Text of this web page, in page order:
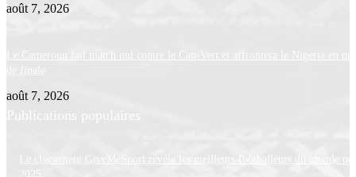
août 7, 2026
Le Cameroun fait match nul contre le Cap-Vert et affrontera le Nigeria en
de finale
août 7, 2026
Publications populaires
Le classement GiveMeSport révèle les meilleurs footballeurs du monde